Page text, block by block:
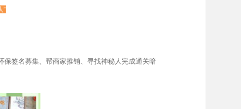
”
签名募集、帮商家推销、寻找神秘人完成通关暗